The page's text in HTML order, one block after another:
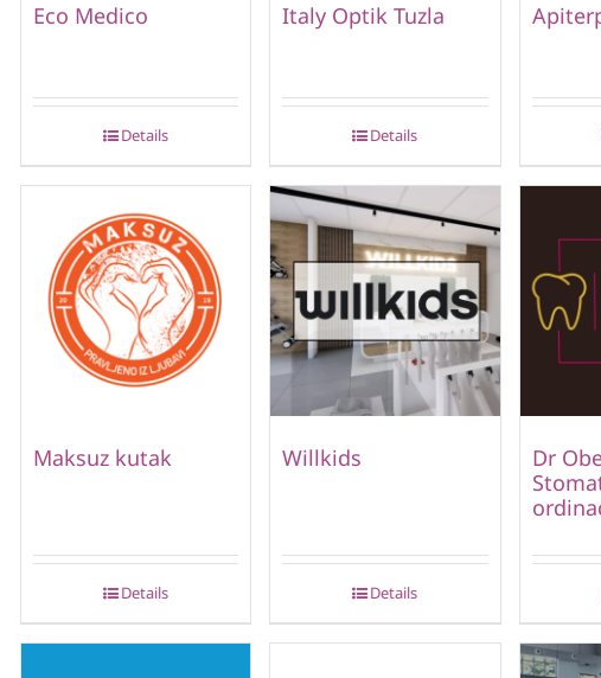
Eco Medico
Details
Italy Optik Tuzla
Details
Maksuz kutak
Details
Willkids
Details
Dr